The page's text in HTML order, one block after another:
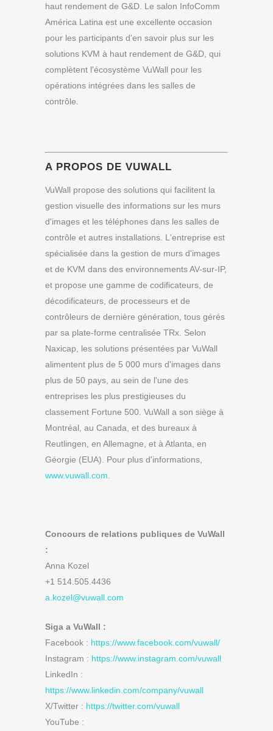
haut rendement de G&D. Le salon InfoComm
América Latina est une excellente occasion
pour les participants d'en savoir plus sur les
solutions KVM à haut rendement de G&D, qui
complètent l'écosystème VuWall pour les
opérations intégrées dans les salles de
contrôle.
A PROPOS DE VUWALL
VuWall propose des solutions qui facilitent la
gestion visuelle des informations sur les murs
d'images et les téléphones dans les salles de
contrôle et autres installations. L'entreprise est
spécialisée dans la gestion de murs d'images
et de KVM dans des environnements AV-sur-IP,
et propose une gamme de codificateurs, de
décodificateurs, de processeurs et de
contrôleurs de dernière génération, tous gérés
par sa plate-forme centralisée TRx. Selon
Naxicap, les solutions présentées par VuWall
alimentent plus de 5 000 murs d'images dans
plus de 50 pays, au sein de l'une des
entreprises les plus prestigieuses du
classement Fortune 500. VuWall a son siège à
Montréal, au Canada, et des bureaux à
Reutlingen, en Allemagne, et à Atlanta, en
Géorgie (EUA). Pour plus d'informations,
www.vuwall.com
Concours de relations publiques de VuWall
:
Anna Kozel
+1 514.505.4436
a.kozel@vuwall.com
Siga a VuWall :
Facebook : https://www.facebook.com/vuwall/
Instagram : https://www.instagram.com/vuwall
LinkedIn :
https://www.linkedin.com/company/vuwall
X/Twitter : https://twitter.com/vuwall
YouTube :